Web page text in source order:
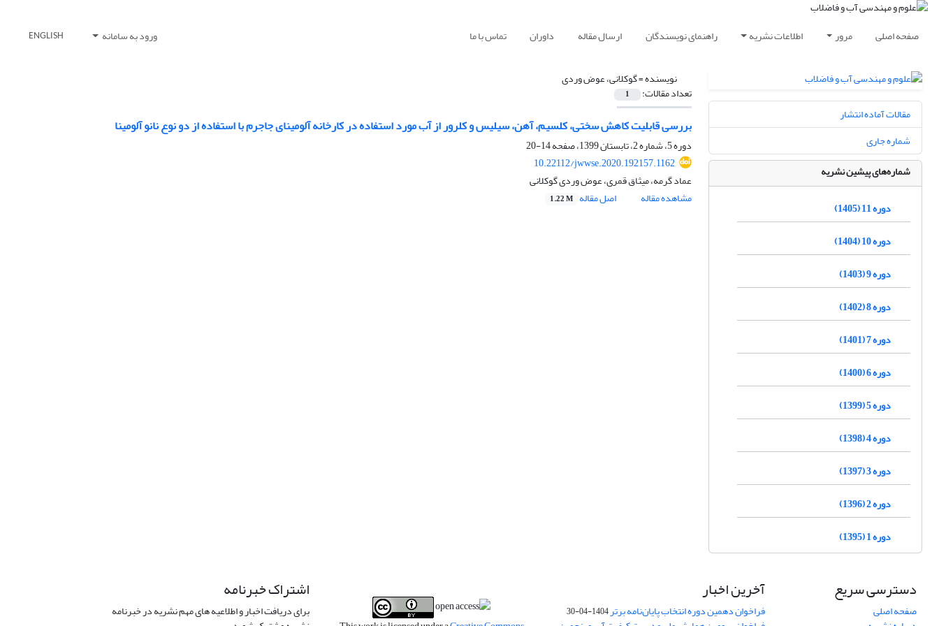
صفحه اصلی مرور اطلاعات نشریه راهنمای نویسندگان ارسال مقاله داوران تماس با ما ورود به سامانه ENGLISH
نویسنده =گوکلانی، عوض وردی
تعداد مقالات: 1
بررسی قابلیت کاهش سختی، کلسیم، آهن، سیلیس و کلرور از آب مورد استفاده در کارخانه آلومینای جاجرم با استفاده از دو نوع نانو آلومینا
دوره 5، شماره 2، تابستان 1399، صفحه
14-20
10.22112/jwwse.2020.192157.1162
عماد گرمه، میثاق قمری، عوض وردی گوکلانی
مشاهده مقاله
اصل مقاله 1.22 M
مقالات آماده انتشار
شماره جاری
شماره‌های پیشین نشریه
دوره 11 (1405)
دوره 10 (1404)
دوره 9 (1403)
دوره 8 (1402)
دوره 7 (1401)
دوره 6 (1400)
دوره 5 (1399)
دوره 4 (1398)
دوره 3 (1397)
دوره 2 (1396)
دوره 1 (1395)
دسترسی سریع
صفحه اصلی
آخرین اخبار
فراخوان دهمین دوره انتخاب پایان‌نامه برتر1404-04-30
اشتراک خبرنامه
برای دریافت اخبار و اطلاعیه های مهم نشریه در خبرنامه